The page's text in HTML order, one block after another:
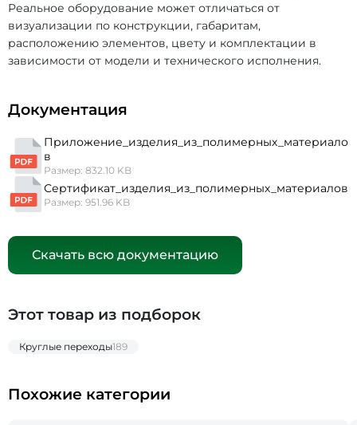
Реальное оборудование может отличаться от
визуализации по конструкции, габаритам,
расположению элементов, цвету и комплектации в
зависимости от модели и технического исполнения.
Документация
Приложение_изделия_из_полимерных_материало
в
Размер: 832.10 KB
Сертификат_изделия_из_полимерных_материалов
Размер: 951.96 KB
Скачать всю документацию
Этот товар из подборок
Круглые переходы189
Похожие категории